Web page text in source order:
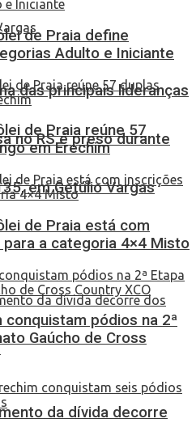
das principais lideranças
no RS é preso durante
em Getúlio Vargas
da dívida decorre
de Praia define
Adulto e Iniciante
de Praia reúne 57
em Erechim
de Praia está com
a categoria 4×4 Misto
pódios na 2ª
Gaúcho de Cross